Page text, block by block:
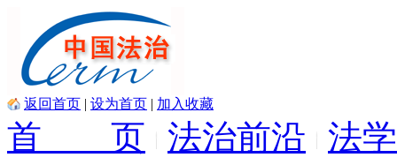
返回首页 | 设为首页 | 加入收藏
首 页 法治前沿
法